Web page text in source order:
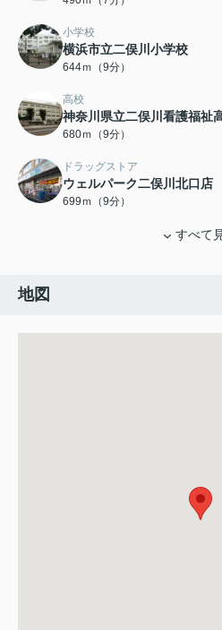
小学校
横浜市立二俣川小学校
644ｍ（9分）
高校
神奈川県立二俣川看護福祉
680ｍ（9分）
ドラッグストア
ウェルパーク二俣川北口店
699ｍ（9分）
すべて
地図